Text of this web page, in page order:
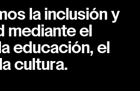
la inclusión y
mediante el
educación, el
cultura.